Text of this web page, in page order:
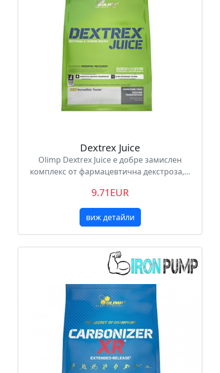
Dextrex Juice
Olimp Dextrex Juice е добре замислен
комплекс от фармацевтична декстроза,...
9.71EUR
виж детайли